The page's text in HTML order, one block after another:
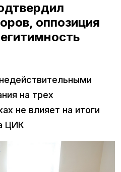
оппозиция
на трех
не влияет на итоги
ЦИК